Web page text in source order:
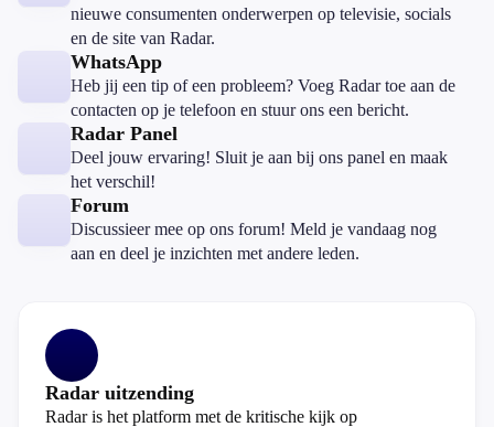
nieuwe consumenten onderwerpen op televisie, socials
en de site van Radar.
WhatsApp
Heb jij een tip of een probleem? Voeg Radar toe aan de
contacten op je telefoon en stuur ons een bericht.
Radar Panel
Deel jouw ervaring! Sluit je aan bij ons panel en maak
het verschil!
Forum
Discussieer mee op ons forum! Meld je vandaag nog
aan en deel je inzichten met andere leden.
Radar uitzending
Radar is het platform met de kritische kijk op